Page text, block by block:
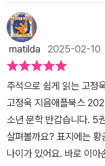
용사라 여겨지는 이는 모
고 여겨지는 용사 50명(
아르고스가(참고로 이 양
t의 어원이시라네) 만든
나는 대모험~ 이 맴버엔
아부지 못된 놈! 나는 정
여자들만 사는 렘노스섬
하고~헤라클레스의 호
의 애제자 힐라스를 샘 요
아주 특별하고 위험한 곳
웅들과 함께 아르고호를
아손이 겪는 고난과 모험
들만 사는 섬에서의 이야
요. 또한, 이아손이 황금
점 더 영웅으로 성장하는
이아손과 그의 동료들이
모습이 아이에게 큰 용기
이 책은 그리스 신화의
게 풀어줘서 아이가 이해
matilda 2025-02-10
주석으로 쉽게 읽는 고정
고정욱 지음애플북스
소년 문학 반갑습니다. 5
살펴볼까요? 표지에는
나이가 있어요. 바로 이아